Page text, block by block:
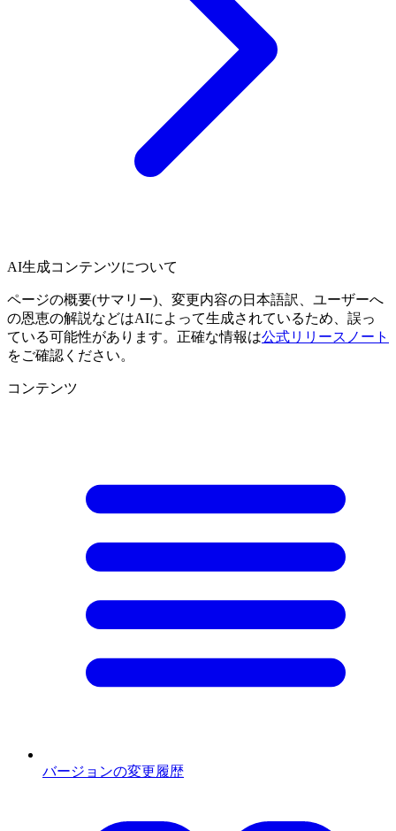
AI生成コンテンツについて
ページの概要(サマリー)、変更内容の日本語訳、ユーザーへ
の恩恵の解説などはAIによって生成されているため、誤っ
ている可能性があります。正確な情報は公式リリースノート
をご確認ください。
コンテンツ
バージョンの変更履歴